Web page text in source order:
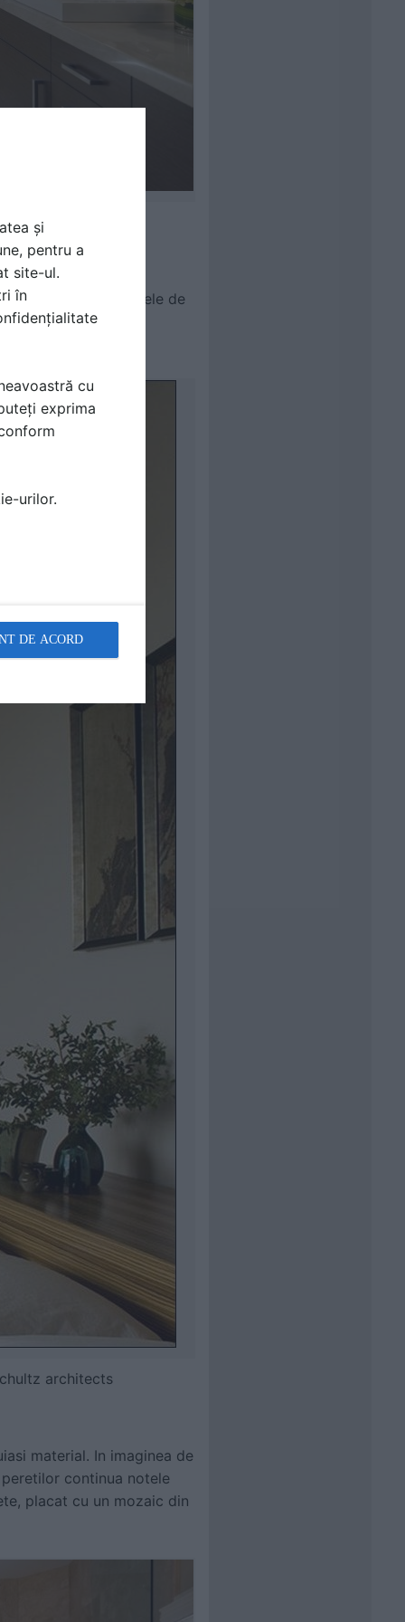
Boulder
si relaxanta. Nuantele de
in amenajarea din
architects
material. In imaginea de
continua notele
placat cu un mozaic din
și
pentru a
site-ul.
în
cu
exprima
urilor.
DE ACORD